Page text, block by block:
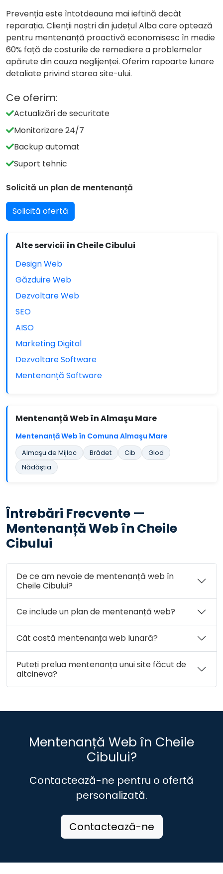
Prevenția este întotdeauna mai ieftină decât
reparația. Clienții noștri din județul Alba care optează
pentru mentenanță proactivă economisesc în medie
60% față de costurile de remediere a problemelor
apărute din cauza neglijenței. Oferim rapoarte lunare
detaliate privind starea site-ului.
Ce oferim:
Actualizări de securitate
Monitorizare 24/7
Backup automat
Suport tehnic
Solicită un plan de mentenanță
Solicită ofertă
Alte servicii în Cheile Cibului
Design Web
Găzduire Web
Dezvoltare Web
SEO
AISO
Marketing Digital
Dezvoltare Software
Mentenanță Software
Mentenanță Web în Almaşu Mare
Mentenanță Web în Comuna Almaşu Mare
Almaşu de Mijloc Brădet Cib
Glod
Nădăştia
Întrebări Frecvente —
Mentenanță Web în Cheile
Cibului
De ce am nevoie de mentenanță web în
Cheile Cibului?
Ce include un plan de mentenanță web?
Cât costă mentenanța web lunară?
Puteți prelua mentenanța unui site făcut de
altcineva?
Mentenanță Web în Cheile
Cibului?
Contactează-ne pentru o ofertă
personalizată.
Contactează-ne